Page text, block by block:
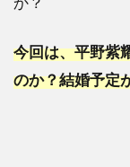
今回は、平野紫
のか？結婚予定